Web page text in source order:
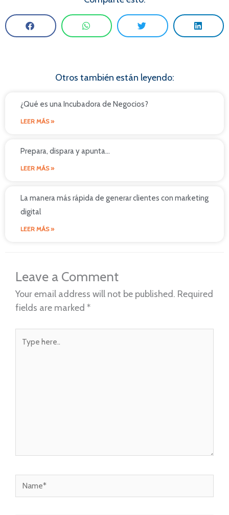
Otros también están leyendo:
¿Qué es una Incubadora de Negocios?
LEER MÁS »
Prepara, dispara y apunta…
LEER MÁS »
La manera más rápida de generar clientes con marketing
digital
LEER MÁS »
Leave a Comment
Your email address will not be published. Required
fields are marked *
here..
Name*